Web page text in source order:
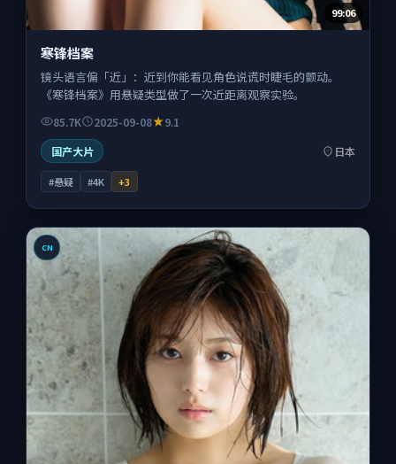
99:06
寒锋档案
镜头语言偏「近」：近到你能看见角色说谎时睫毛的颤动。
《寒锋档案》用悬疑类型做了一次近距离观察实验。
85.7K 2025-09-08
9.1
国产大片
日本
#悬疑 #4K +3
CN